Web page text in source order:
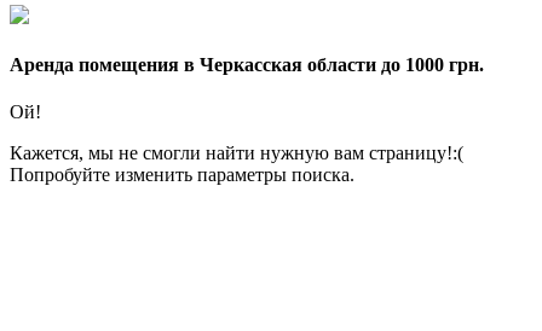
Аренда помещения в Черкасская области до 1000 грн.
Ой!
Кажется, мы не смогли найти нужную вам страницу!:(
Попробуйте изменить параметры поиска.